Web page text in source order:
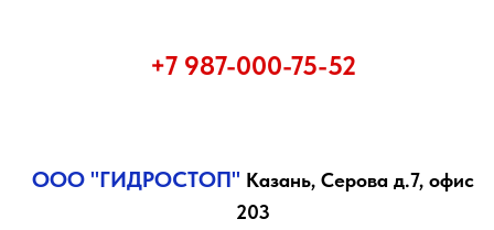
+7 987-000-75-52
ООО "ГИДРОСТОП" Казань, Серова д.7, офис
203